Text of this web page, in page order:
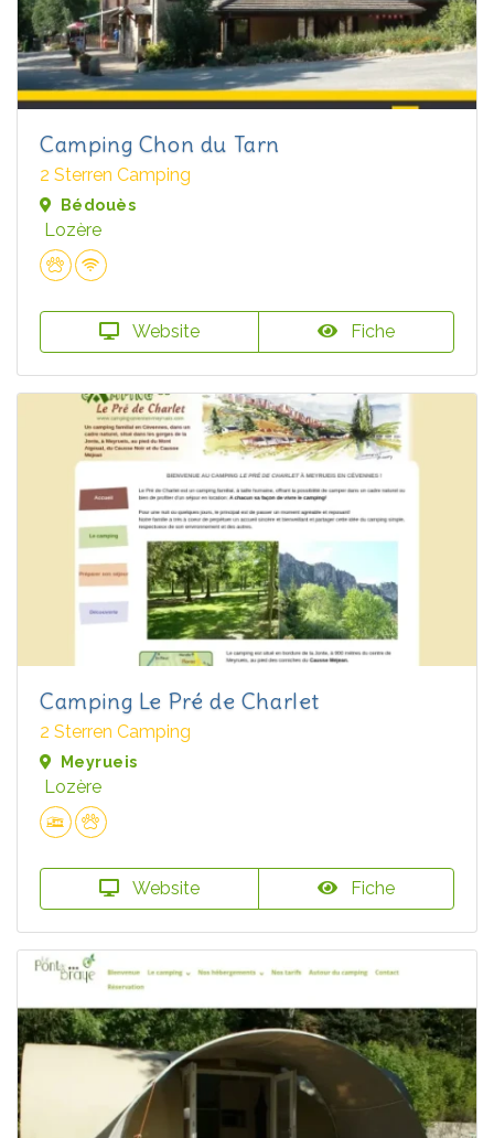
Camping Chon du Tarn
2 Sterren Camping
Bédouès
Lozère
Website Fiche
Camping Le Pré de Charlet
2 Sterren Camping
Meyrueis
Lozère
Website Fiche